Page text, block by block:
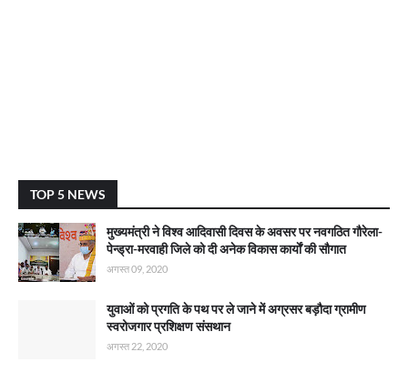
TOP 5 NEWS
मुख्यमंत्री ने विश्व आदिवासी दिवस के अवसर पर नवगठित गौरेला-
पेन्ड्रा-मरवाही जिले को दी अनेक विकास कार्याें की सौगात
अगस्त 09, 2020
युवाओं को प्रगति के पथ पर ले जाने में अग्रसर बड़ौदा ग्रामीण
स्वरोजगार प्रशिक्षण संसथान
अगस्त 22, 2020